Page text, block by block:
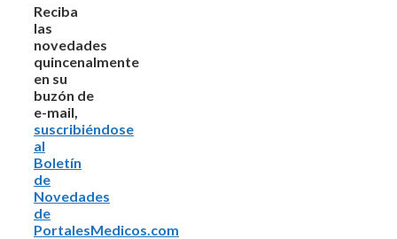
Reciba
las
novedades
quincenalmente
en su
buzón de
e-mail,
suscribiéndose
al
Boletín
de
Novedades
de
PortalesMedicos.com